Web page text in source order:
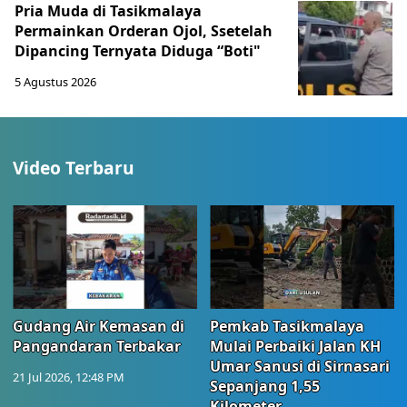
Pria Muda di Tasikmalaya
Permainkan Orderan Ojol, Ssetelah
Dipancing Ternyata Diduga “Boti"
5 Agustus 2026
Video Terbaru
Gudang Air Kemasan di
Pangandaran Terbakar
21 Jul 2026, 12:48 PM
Pemkab Tasikmalaya
Mulai Perbaiki Jalan KH
Umar Sanusi di Sirnasari
Sepanjang 1,55